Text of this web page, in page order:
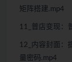
矩阵搭建.mp4
11_普店变现：
12_内容封面：
量密码.mp4